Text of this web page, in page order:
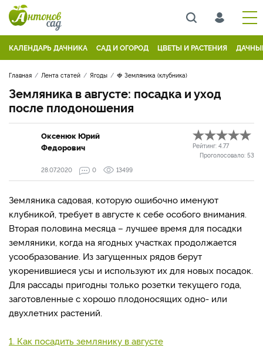
КАЛЕНДАРЬ ДАЧНИКА САД И ОГОРОД ЦВЕТЫ И РАСТЕНИЯ
Главная Лента статей Ягоды 🍓 Земляника (клубника)
Земляника в августе: посадка и уход
после плодоношения
Оксенюк Юрий
Федорович
Рейтинг: 4.77
Проголосовало: 53
28.07.2020
0 13499
Земляника садовая, которую ошибочно именуют
клубникой, требует в августе к себе особого внимания.
Вторая половина месяца – лучшее время для посадки
земляники, когда на ягодных участках продолжается
усообразование. Из загущенных рядов берут
укоренившиеся усы и используют их для новых посадок.
Для рассады пригодны только розетки текущего года,
заготовленные с хорошо плодоносящих одно- или
двухлетних растений.
1. Как посадить землянику в августе